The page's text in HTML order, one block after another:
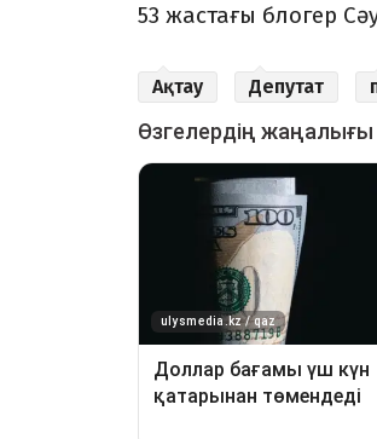
53 жастағы блогер
Ақтау Депутат